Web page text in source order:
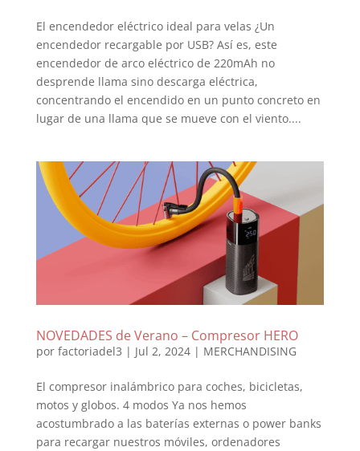
El encendedor eléctrico ideal para velas ¿Un
encendedor recargable por USB? Así es, este
encendedor de arco eléctrico de 220mAh no
desprende llama sino descarga eléctrica,
concentrando el encendido en un punto concreto en
lugar de una llama que se mueve con el viento....
NOVEDADES de Verano – Compresor HERO
por factoriadel3 | Jul 2, 2024| MERCHANDISING
El compresor inalámbrico para coches, bicicletas,
motos y globos. 4 modos Ya nos hemos
acostumbrado a las baterías externas o power banks
para recargar nuestros móviles, ordenadores